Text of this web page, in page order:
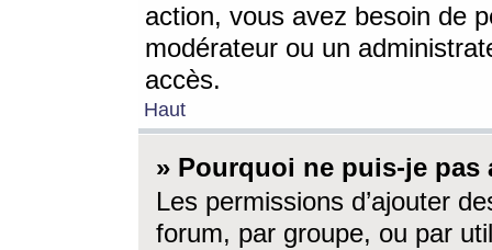
action, vous avez besoin de
modérateur ou un
accès.
Haut
» Pourquoi ne puis-je
Les permissions d’ajouter
forum, par groupe, ou par